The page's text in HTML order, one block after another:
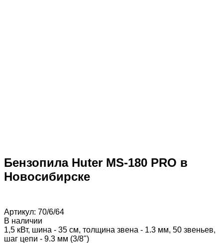
Бензопила Huter MS-180 PRO в
Новосибирске
Артикул: 70/6/64
В наличии
1,5 кВт, шина - 35 см, толщина звена - 1.3 мм, 50 звеньев,
шаг цепи - 9.3 мм (3/8")